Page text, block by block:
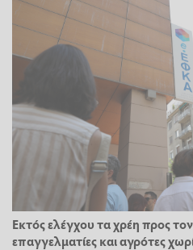
Εκτός ελέγχου τα χρέη προς
επαγγελματίες και αγρότες